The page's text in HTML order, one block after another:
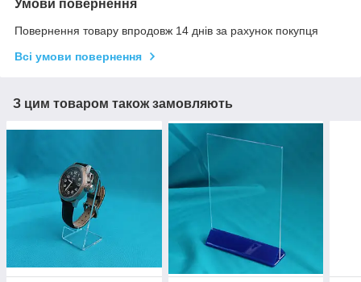
Умови повернення
Повернення товару впродовж 14 днів за рахунок покупця
Всі умови повернення
З цим товаром також замовляють